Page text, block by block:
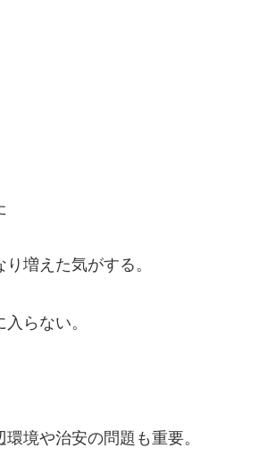
増えた気がする。
らない。
境や治安の問題も重要。